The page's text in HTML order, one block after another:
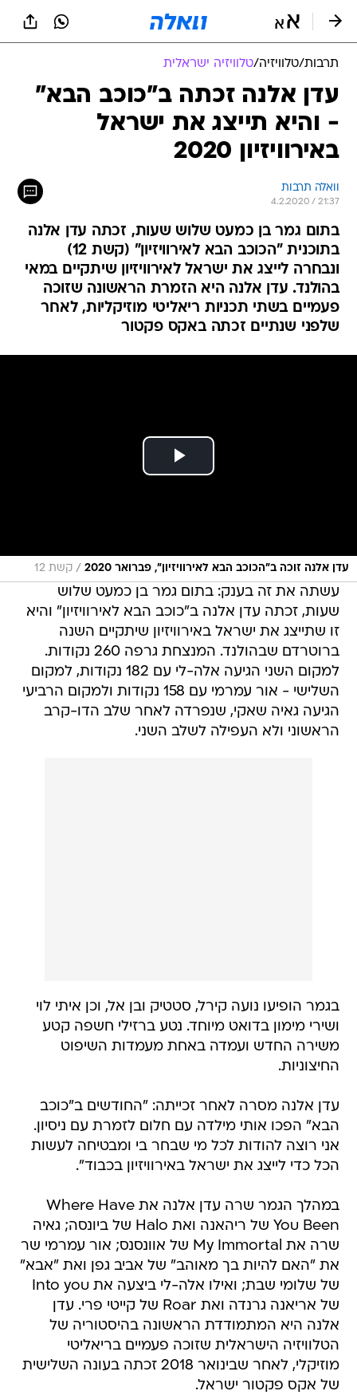
תרבות/טלוויזיה/טלוויזיה ישראלית
עדן אלנה זכתה ב"כוכב הבא"
- והיא תייצג את ישראל
באירוויזיון 2020
וואלה תרבות
4.2.2020 / 21:37
בתום גמר בן כמעט שלוש שעות, זכתה עדן אלנה
בתוכנית "הכוכב הבא לאירוויזיון" (קשת 12)
ונבחרה לייצג את ישראל לאירוויזיון שיתקיים במאי
בהולנד. עדן אלנה היא הזמרת הראשונה שזוכה
פעמיים בשתי תכניות ריאליטי מוזיקליות, לאחר
שלפני שנתיים זכתה באקס פקטור
עדן אלנה זוכה ב"הכוכב הבא לאירוויזיון", פברואר 2020 / קשת 12
עשתה את זה בענק: בתום גמר בן כמעט שלוש
שעות, זכתה עדן אלנה ב"כוכב הבא לאירוויזיון" והיא
זו שתייצג את ישראל באירוויזיון שיתקיים השנה
ברוטרדם שבהולנד. המנצחת גרפה 260 נקודות.
למקום השני הגיעה אלה-לי עם 182 נקודות, למקום
השלישי - אור עמרמי עם 158 נקודות ולמקום הרביעי
הגיעה גאיה שאקי, שנפרדה לאחר שלב הדו-קרב
הראשוני ולא העפילה לשלב השני.
בגמר הופיעו נועה קירל, סטטיק ובן אל, וכן איתי לוי
ושירי מימון בדואט מיוחד. נטע ברזילי חשפה קטע
משירה החדש ועמדה באחת מעמדות השיפוט
החיצוניות.
עדן אלנה מסרה לאחר זכייתה: "החודשים ב"כוכב
הבא" הפכו אותי מילדה עם חלום לזמרת עם ניסיון.
אני רוצה להודות לכל מי שבחר בי ומבטיחה לעשות
הכל כדי לייצג את ישראל באירוויזיון בכבוד".
במהלך הגמר שרה עדן אלנה את Where Have
You Been של ריהאנה ואת Halo של ביונסה; גאיה
שרה את My Immortal של אוונסנס; אור עמרמי שר
את "האם להיות בך מאוהב" של אביב גפן ואת "אבא"
של שלומי שבת; ואילו אלה-לי ביצעה את Into you
של אריאנה גרנדה ואת Roar של קייטי פרי. עדן
אלנה היא המתמודדת הראשונה בהיסטוריה של
הטלוויזיה הישראלית שזוכה פעמיים בריאליטי
מוזיקלי, לאחר שבינואר 2018 זכתה בעונה השלישית
של אקס פקטור ישראל.